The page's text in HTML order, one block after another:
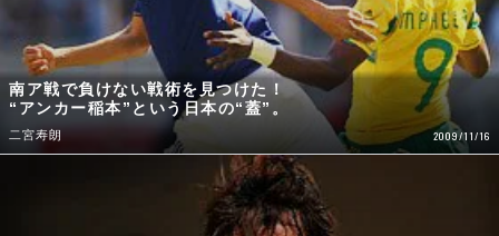
南ア戦で負けない戦術を見つけた！
“アンカー稲本”という日本の“蓋”。
二宮寿朗 2009/11/16